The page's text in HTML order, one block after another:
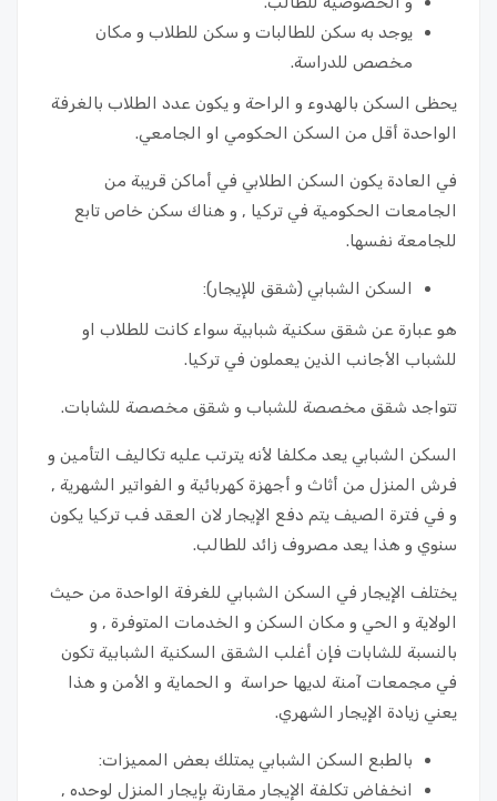
يوجد به سكن للطالبات و سكن للطلاب و مكان
مخصص للدراسة.
يحظى السكن بالهدوء و الراحة و يكون عدد الطلاب بالغرفة
الواحدة أقل من السكن الحكومي او الجامعي.
في العادة يكون السكن الطلابي في أماكن قريبة من
الجامعات الحكومية في تركيا , و هناك سكن خاص تابع
للجامعة نفسها.
السكن الشبابي (شقق للإيجار):
هو عبارة عن شقق سكنية شبابية سواء كانت للطلاب او
للشباب الأجانب الذين يعملون في تركيا.
تتواجد شقق مخصصة للشباب و شقق مخصصة للشابات.
السكن الشبابي يعد مكلفا لأنه يترتب عليه تكاليف التأمين و
فرش المنزل من أثاث و أجهزة كهربائية و الفواتير الشهرية ,
و في فترة الصيف يتم دفع الإيجار لان العقد فب تركيا يكون
سنوي و هذا يعد مصروف زائد للطالب.
يختلف الإيجار في السكن الشبابي للغرفة الواحدة من حيث
الولاية و الحي و مكان السكن و الخدمات المتوفرة , و
بالنسبة للشابات فإن أغلب الشقق السكنية الشبابية تكون
في مجمعات آمنة لديها حراسة و الحماية و الأمن و هذا
يعني زيادة الإيجار الشهري.
بالطبع السكن الشبابي يمتلك بعض المميزات:
انخفاض تكلفة الإيجار مقارنة بإيجار المنزل لوحده ,